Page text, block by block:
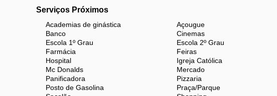
Circuito de TV para segurança
Não perca esta oportunidade única de morar em uma das
venha conhecer seu novo lar!!
Serviços Próximos
Academias de ginástica Açougue
Banco
Cinemas
Escola 1º Grau
Escola 2º Grau
Farmácia
Feiras
Hospital
Igreja Católica
Mc Donalds
Mercado
Panificadora
Pizzaria
Posto de Gasolina
Praça/Parque